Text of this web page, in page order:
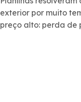
exterior por muito
preço alto: perda de